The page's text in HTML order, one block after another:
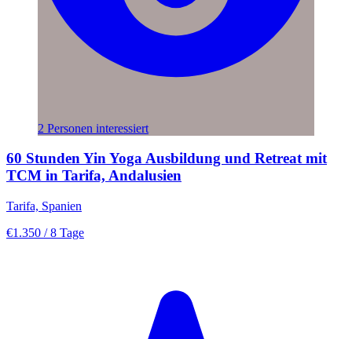
2 Personen interessiert
60 Stunden Yin Yoga Ausbildung und Retreat mit
TCM in Tarifa, Andalusien
Tarifa, Spanien
€1.350 / 8 Tage